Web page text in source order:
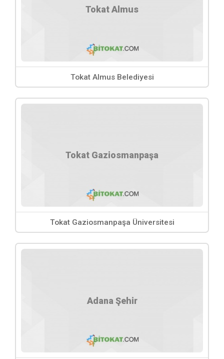
Radyo ve Televizyon
Taksi Hizmetleri
Temizlik Şirketleri, Temizlik Ürünleri ve Kimyasalları
Tokat Almus
Tokat Almus Belediyesi
Tokat Gaziosmanpaşa
Tokat Gaziosmanpaşa Üniversitesi
Adana Şehir